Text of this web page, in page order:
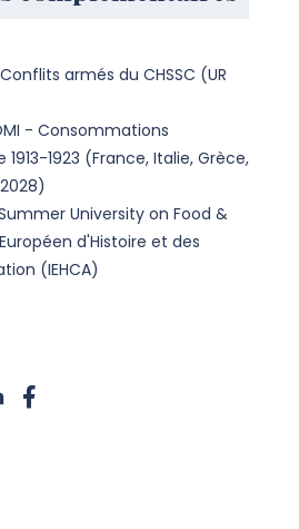
armés du CHSSC (UR
- Consommations
1923 (France, Italie, Grèce,
University on Food &
d'Histoire et des
(IEHCA)
linkedin